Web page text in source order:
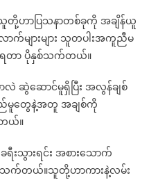
တို့ဟာပြသနာတစ်ခုကို အချိန်ယူ
က်များများ သူတပါးအကူညီမ
ာ ပိုနှစ်သက်တယ်။
ဆွဲဆောင်မူရှိပြီး အလွန်ချစ်
မူတွေနဲ့အတူ အချစ်ကို
တယ်။
းသွားရင်း အစားသောက်
သက်တယ်။သူတို့ဟာကားနဲ့လမ်း